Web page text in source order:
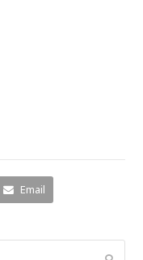
Email